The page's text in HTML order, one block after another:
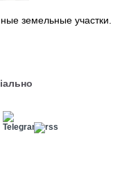
земельные участки.